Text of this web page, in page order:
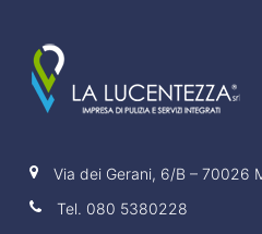
Via dei Gerani, 6/B – 70026
Tel. 080 5380228